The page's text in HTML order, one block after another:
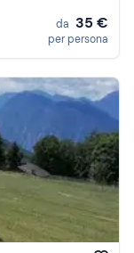
da 35 €
per persona